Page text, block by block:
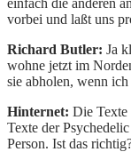
vorbei und laßt uns
Richard Butler: Ja
wohne jetzt im
sie abholen, wenn
Hinternet: Die Texte
Texte der
Person. Ist das